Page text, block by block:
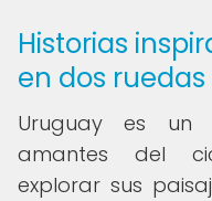
Historias
en dos ruedas
Uruguay es un
amantes del
explorar sus